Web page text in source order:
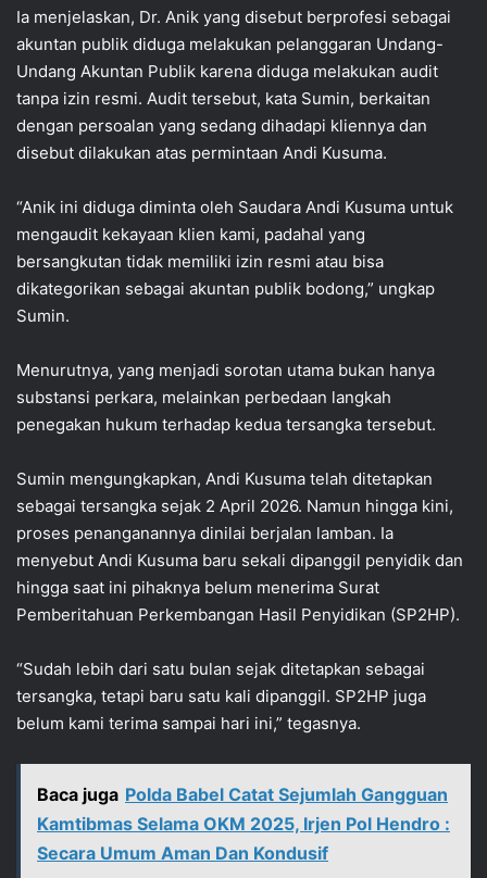
Ia menjelaskan, Dr. Anik yang disebut berprofesi sebagai
akuntan publik diduga melakukan pelanggaran Undang-
Undang Akuntan Publik karena diduga melakukan audit
tanpa izin resmi. Audit tersebut, kata Sumin, berkaitan
dengan persoalan yang sedang dihadapi kliennya dan
disebut dilakukan atas permintaan Andi Kusuma.
“Anik ini diduga diminta oleh Saudara Andi Kusuma untuk
mengaudit kekayaan klien kami, padahal yang
bersangkutan tidak memiliki izin resmi atau bisa
dikategorikan sebagai akuntan publik bodong,” ungkap
Sumin.
Menurutnya, yang menjadi sorotan utama bukan hanya
substansi perkara, melainkan perbedaan langkah
penegakan hukum terhadap kedua tersangka tersebut.
Sumin mengungkapkan, Andi Kusuma telah ditetapkan
sebagai tersangka sejak 2 April 2026. Namun hingga kini,
proses penanganannya dinilai berjalan lamban. Ia
menyebut Andi Kusuma baru sekali dipanggil penyidik dan
hingga saat ini pihaknya belum menerima Surat
Pemberitahuan Perkembangan Hasil Penyidikan (SP2HP).
“Sudah lebih dari satu bulan sejak ditetapkan sebagai
tersangka, tetapi baru satu kali dipanggil. SP2HP juga
belum kami terima sampai hari ini,” tegasnya.
Baca juga Polda Babel Catat Sejumlah Gangguan
Kamtibmas Selama OKM 2025, Irjen Pol Hendro :
Secara Umum Aman Dan Kondusif